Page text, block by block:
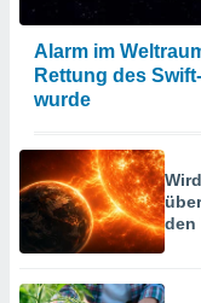
Alarm im
Rettung des
wurde
den